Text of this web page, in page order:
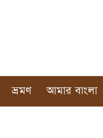
ভ্রমণ আমার বাংলা